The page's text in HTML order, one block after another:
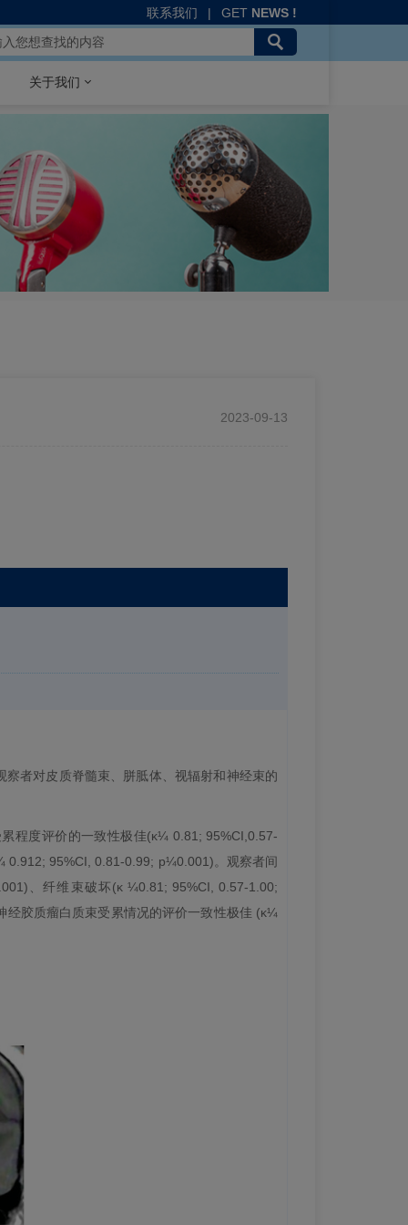
联系我们 | GET NEWS !
关于我们
2023-09-13
者对皮质脊髓束、胼胝体、视辐射和神经束的
程度评价的一致性极佳(κ¼ 0.81; 95%CI,0.57-
95%CI, 0.81-0.99; p¼0.001)。观察者间
、纤维束破坏(κ ¼0.81; 95%CI, 0.57-1.00;
胶质瘤白质束受累情况的评价一致性极佳 (κ¼